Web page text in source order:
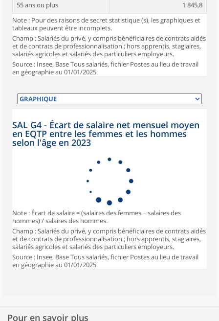
55 ans ou plus
1 845,8
Note : Pour des raisons de secret statistique (s), les graphiques et
tableaux peuvent être incomplets.
Champ : Salariés du privé, y compris bénéficiaires de contrats aidés
et de contrats de professionnalisation ; hors apprentis, stagiaires,
salariés agricoles et salariés des particuliers employeurs.
Source : Insee, Base Tous salariés, fichier Postes au lieu de travail
en géographie au 01/01/2025.
SAL G4 - Écart de salaire net mensuel moyen
en EQTP entre les femmes et les hommes
selon l'âge en 2023
Note : Écart de salaire = (salaires des femmes − salaires des
hommes) / salaires des hommes.
Champ : Salariés du privé, y compris bénéficiaires de contrats aidés
et de contrats de professionnalisation ; hors apprentis, stagiaires,
salariés agricoles et salariés des particuliers employeurs.
Source : Insee, Base Tous salariés, fichier Postes au lieu de travail
en géographie au 01/01/2025.
Pour en savoir plus